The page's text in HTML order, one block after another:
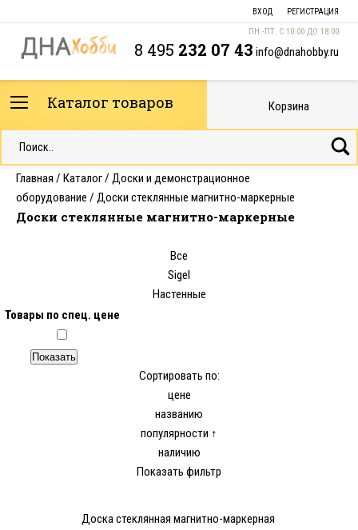
ВХОД РЕГИСТРАЦИЯ
ПН.-ПТ. С 10:00 ДО 18:00
8 495 232 07 43 info@dnahobby.ru
Каталог товаров Корзина
Главная / Каталог/ Доски и демонстрационное
оборудование / Доски стеклянные магнитно-маркерные
Доски стеклянные магнитно-маркерные
Все
Sigel
Настенные
Товары по спец. цене
Сортировать по:
цене
названию
популярности ↑
наличию
Показать фильтр
Доска стеклянная магнитно-маркерная